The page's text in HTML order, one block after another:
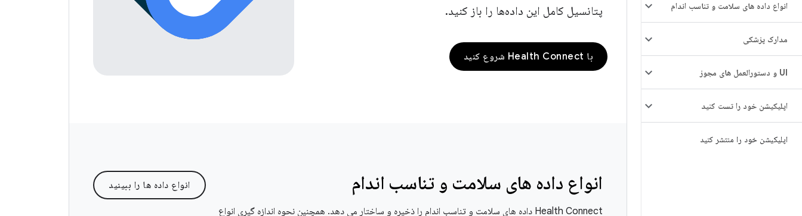
انواع داده های سلامت و تناسب اندام
مدارک پزشکی
UI و دستورالعمل های مجوز
اپلیکیشن خود را تست کنید
اپلیکیشن خود را منتشر کنید
پتانسیل کامل این داده‌ها را باز کنید.
با Health Connect شروع کنید
انواع داده های سلامت و تناسب اندام
Health Connect داده های سلامت و تناسب اندام را ذخیره و ساختار می دهد. همچنین نحوه اندازه گیری انواع
انواع داده ها را ببینید